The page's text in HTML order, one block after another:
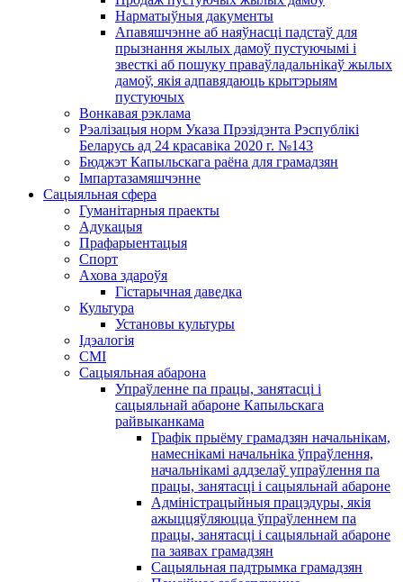
Нарматыўныя дакументы
Апавяшчэнне аб наяўнасці падстаў для
прызнання жылых дамоў пустуючымі і
звесткі аб пошуку праваўладальнікаў жылых
дамоў, якія адпавядаюць крытэрыям
пустуючых
Вонкавая рэклама
Рэалізацыя норм Указа Прэзідэнта Рэспублікі
Беларусь ад 24 красавіка 2020 г. №143
Бюджэт Капыльскага раёна для грамадзян
Імпартазамяшчэнне
Сацыяльная сфера
Гуманітарныя праекты
Адукацыя
Прафарыентацыя
Спорт
Ахова здароўя
Гістарычная даведка
Культура
Установы культуры
Ідэалогія
СМІ
Сацыяльная абарона
Упраўленне па працы, занятасці і
сацыяльнай абароне Капыльскага
райвыканкама
Графік прыёму грамадзян начальнікам,
намеснікамі начальніка ўпраўлення,
начальнікамі аддзелаў упраўлення па
працы, занятасці і сацыяльнай абароне
Адміністрацыйныя працэдуры, якія
ажыццяўляюцца ўпраўленнем па
працы, занятасці і сацыяльнай абароне
па заявах грамадзян
Сацыяльная падтрымка грамадзян